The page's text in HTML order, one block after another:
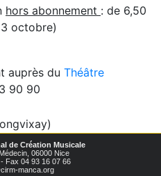
hors abonnement : de 6,50
octobre)
auprès du Théâtre
90 90
de Création Musicale
06000 Nice
Fax 04 93 16 07 66
manca.org